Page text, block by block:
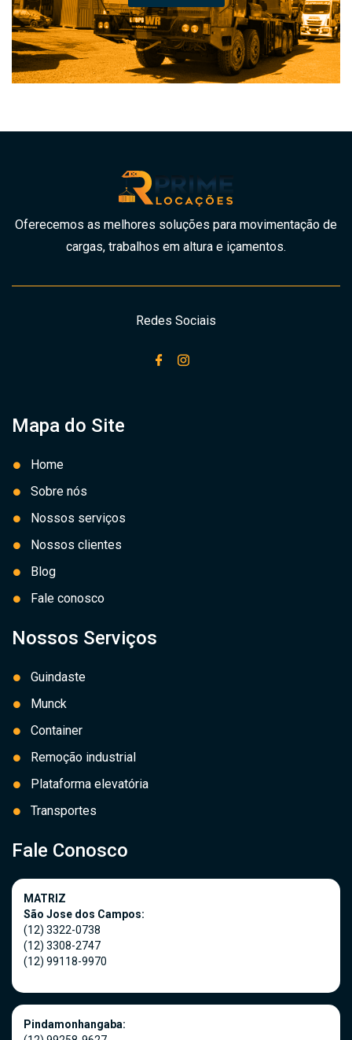
Oferecemos as melhores soluções para movimentação de
cargas, trabalhos em altura e içamentos.
Redes Sociais
Mapa do Site
Home
Sobre nós
Nossos serviços
Nossos clientes
Blog
Fale conosco
Nossos Serviços
Guindaste
Munck
Container
Remoção industrial
Plataforma elevatória
Transportes
Fale Conosco
MATRIZ
São Jose dos Campos:
(12) 3322-0738
(12) 3308-2747
(12) 99118-9970
Pindamonhangaba: